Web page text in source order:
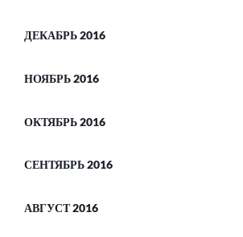
ДЕКАБРЬ 2016
НОЯБРЬ 2016
ОКТЯБРЬ 2016
СЕНТЯБРЬ 2016
АВГУСТ 2016